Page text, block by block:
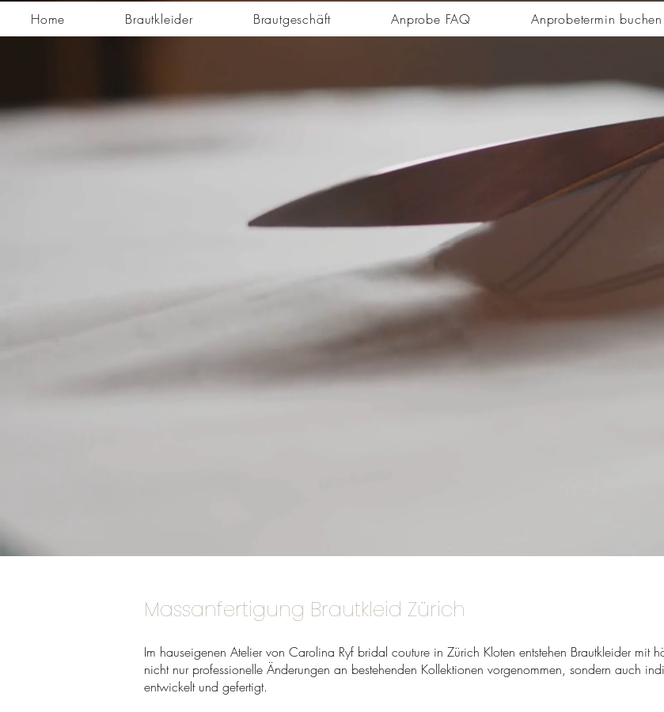
Home Brautkleider Brautgeschäft Anprobe FAQ Anprobetermin buchen
Massanfertigung Brautkleid Zürich
Im hauseigenen Atelier von Carolina Ryf bridal couture in Zürich Kloten entstehen Brautkleider mit
nicht nur professionelle Änderungen an bestehenden Kollektionen vorgenommen, sondern auch
entwickelt und gefertigt.